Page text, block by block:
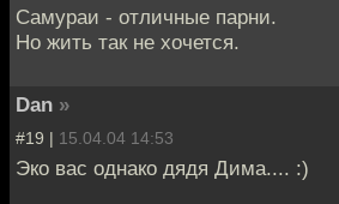
Самураи - отличные парни.
Но жить так не хочется.
Dan »
#19 | 15.04.04 14:53
Эко вас однако дядя Дима.... :)